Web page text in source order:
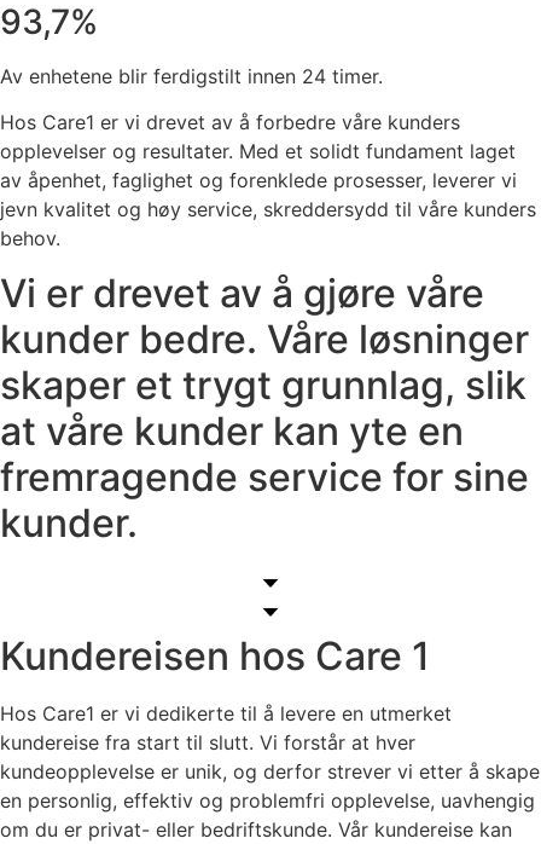
93,7%
Av enhetene blir ferdigstilt innen 24 timer.
Hos Care1 er vi drevet av å forbedre våre kunders
opplevelser og resultater. Med et solidt fundament laget
av åpenhet, faglighet og forenklede prosesser, leverer vi
jevn kvalitet og høy service, skreddersydd til våre kunders
behov.
Vi er drevet av å gjøre våre
kunder bedre. Våre løsninger
skaper et trygt grunnlag, slik
at våre kunder kan yte en
fremragende service for sine
kunder.
Kundereisen hos Care 1
Hos Care1 er vi dedikerte til å levere en utmerket
kundereise fra start til slutt. Vi forstår at hver
kundeopplevelse er unik, og derfor strever vi etter å skape
en personlig, effektiv og problemfri opplevelse, uavhengig
om du er privat- eller bedriftskunde. Vår kundereise kan